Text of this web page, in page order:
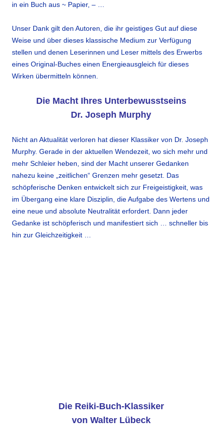
in ein Buch aus ~ Papier, – …
Unser Dank gilt den Autoren, die ihr geistiges Gut auf diese
Weise und über dieses klassische Medium zur Verfügung
stellen und denen Leserinnen und Leser mittels des Erwerbs
eines Original-Buches einen Energieausgleich für dieses
Wirken übermitteln können.
Die Macht Ihres Unterbewusstseins
Dr. Joseph Murphy
Nicht an Aktualität verloren hat dieser Klassiker von Dr. Joseph
Murphy. Gerade in der aktuellen Wendezeit, wo sich mehr und
mehr Schleier heben, sind der Macht unserer Gedanken
nahezu keine „zeitlichen“ Grenzen mehr gesetzt. Das
schöpferische Denken entwickelt sich zur Freigeistigkeit, was
im Übergang eine klare Disziplin, die Aufgabe des Wertens und
eine neue und absolute Neutralität erfordert. Dann jeder
Gedanke ist schöpferisch und manifestiert sich … schneller bis
hin zur Gleichzeitigkeit …
Die Reiki-Buch-Klassiker
von Walter Lübeck